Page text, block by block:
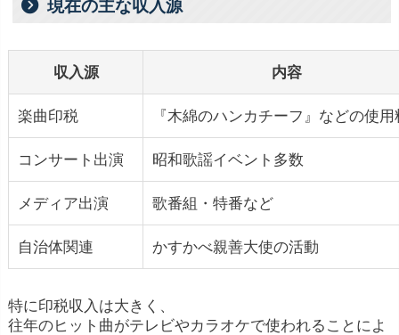
現在の主な収入源
収入源 内容
楽曲印税 『木綿のハンカチーフ』などの使用
コンサート出演 昭和歌謡イベント多数
メディア出演 歌番組・特番など
自治体関連 かすかべ親善大使の活動
特に印税収入は大きく、
往年のヒット曲がテレビやカラオケで使われることによ